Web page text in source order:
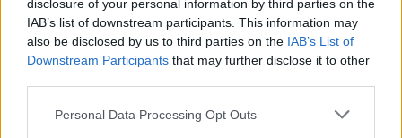
disclosure of your personal information by third parties on the
IAB’s list of downstream participants. This information may
also be disclosed by us to third parties on the IAB’s List of
Downstream Participants that may further disclose it to other
Personal Data Processing Opt Outs
monterar värmekabelmattor utomhus. Styrsystemest slår
av och på anläggningen efter behov och vid rätt
temperaturer. En vanlig strömbrytare är ofta den dyraste
FÖRDELAR MED TFU: